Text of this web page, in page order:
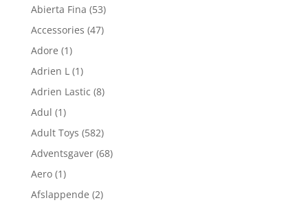
Abierta Fina (53)
Accessories (47)
Adore (1)
Adrien L (1)
Adrien Lastic (8)
Adul (1)
Adult Toys (582)
Adventsgaver (68)
Aero (1)
Afslappende (2)